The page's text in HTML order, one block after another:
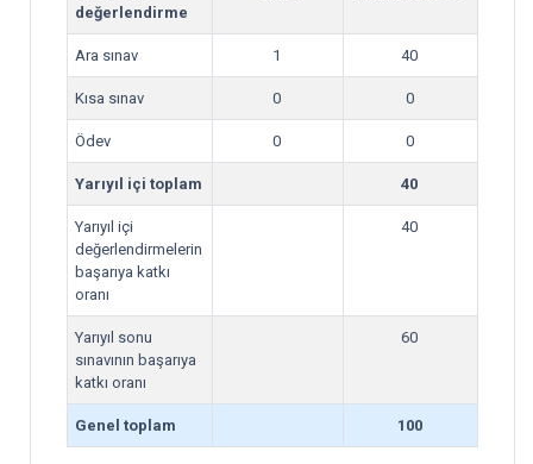
değerlendirme
Ara sınav 1 40
Kısa sınav 0 0
Ödev 0 0
Yarıyıl içi toplam 40
Yarıyıl içi
değerlendirmelerin
başarıya katkı
oranı
40
Yarıyıl sonu
sınavının başarıya
katkı oranı
60
Genel toplam 100